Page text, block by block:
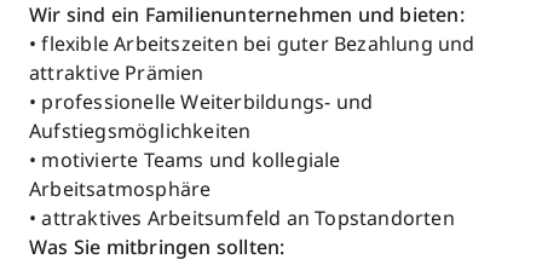
Wir sind ein Familienunternehmen und bieten:
• flexible Arbeitszeiten bei guter Bezahlung und
attraktive Prämien
• professionelle Weiterbildungs- und
Aufstiegsmöglichkeiten
• motivierte Teams und kollegiale
Arbeitsatmosphäre
• attraktives Arbeitsumfeld an Topstandorten
Was Sie mitbringen sollten: